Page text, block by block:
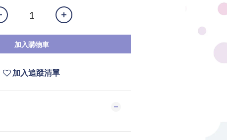
加入購物車
加入追蹤清單